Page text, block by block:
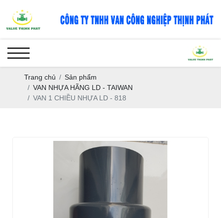
Trang chủ
Sản phẩm
VAN NHỰA HÃNG LD - TAIWAN
VAN 1 CHIỀU NHỰA LD - 818